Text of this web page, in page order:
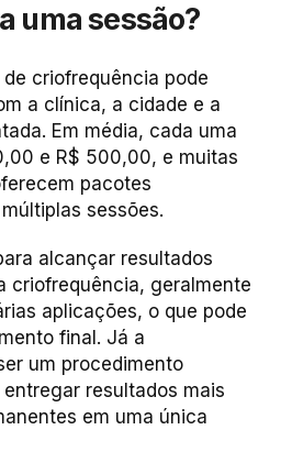
uma sessão?
criofrequência pode
a clínica, a cidade e a
Em média, cada uma
e R$ 500,00, e muitas
pacotes
sessões.
alcançar resultados
criofrequência, geralmente
aplicações, o que pode
final. Já a
um procedimento
resultados mais
em uma única